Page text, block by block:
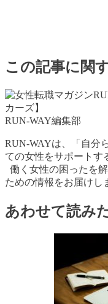
この記事に関
RUN-WAY編集部
RUN-WAYは、「自分
ての女性をサポートす
働く女性の困ったを
ための情報をお届け
あわせて読み